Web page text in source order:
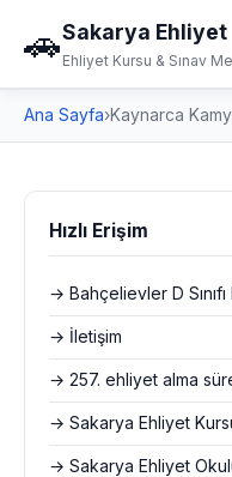
🚗Sakarya Ehliyet
Ehliyet Kursu & Sınav
Ana Sayfa›Kaynarca
Hızlı Erişim
→ Bahçelievler D Sınıfı
→ İletişim
→ 257. ehliyet alma
→ Sakarya Ehliyet
→ Sakarya Ehliyet